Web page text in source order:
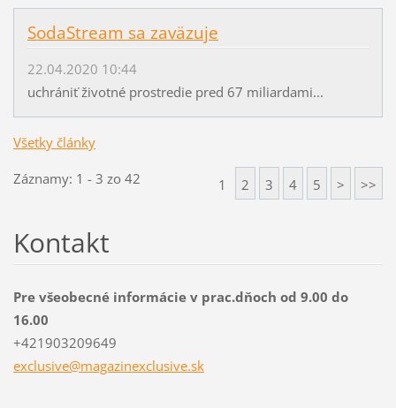
SodaStream sa zaväzuje
22.04.2020 10:44
uchrániť životné prostredie pred 67 miliardami...
Všetky články
Záznamy: 1 - 3 zo 42 1 2 3 4 5 > >>
Kontakt
Pre všeobecné informácie v prac.dňoch od 9.00 do
16.00
+421903209649
exclusive@magazinexclusive.sk